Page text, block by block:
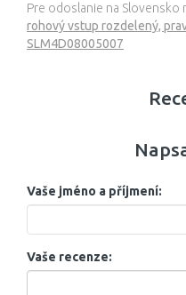
Pre odoslanie na Slovensko
rohový vstup rozdelený,
SLM4D08005007
Vaše jméno a příjmení:
Vaše recenze: